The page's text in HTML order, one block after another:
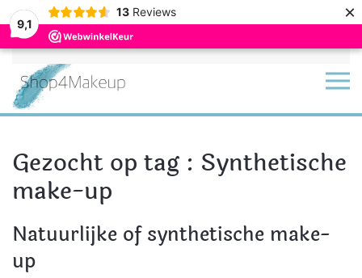
9,1
13 Reviews ×
Terug naar hoofdinhoud
Gezocht op tag : Synthetische
make-up
Natuurlijke of synthetische make-
up